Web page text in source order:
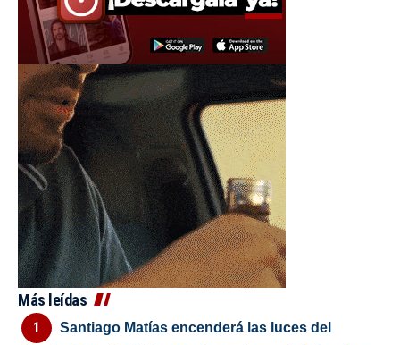
Más leídas
Santiago Matías encenderá las luces del